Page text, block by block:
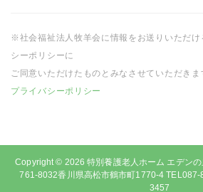
※社会福祉法人牧羊会に情報をお送りいただ
シーポリシーに
ご同意いただけたものとみなさせていただきま
プライバシーポリシー
Copyright © 2026特別養護老人ホーム エデンの
761-8032香川県高松市鶴市町1770-4
3457